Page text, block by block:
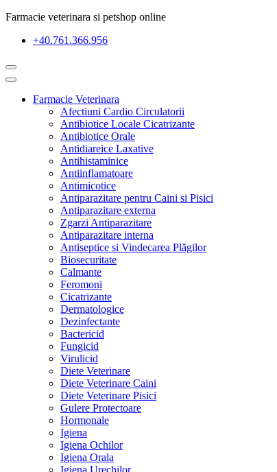
Farmacie veterinara si petshop online
+40.761.366.956
Farmacie Veterinara
Afectiuni Cardio Circulatorii
Antibiotice Locale Cicatrizante
Antibiotice Orale
Antidiareice Laxative
Antihistaminice
Antiinflamatoare
Antimicotice
Antiparazitare pentru Caini si Pisici
Antiparazitare externa
Zgarzi Antiparazitare
Antiparazitare interna
Antiseptice si Vindecarea Plăgilor
Biosecuritate
Calmante
Feromoni
Cicatrizante
Dermatologice
Dezinfectante
Bactericid
Fungicid
Virulicid
Diete Veterinare
Diete Veterinare Caini
Diete Veterinare Pisici
Gulere Protectoare
Hormonale
Igiena
Igiena Ochilor
Igiena Orala
Igiena Urechilor